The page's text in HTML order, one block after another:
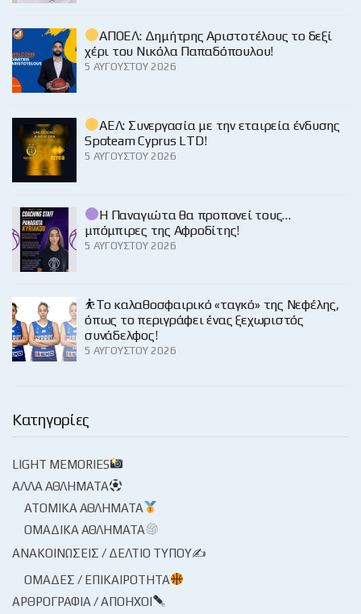
ΑΠΟΕΛ: Δημήτρης Αριστοτέλους το δεξί
χέρι του Νικόλα Παπαδόπουλου!
5 ΑΥΓΟΎΣΤΟΥ 2026
ΑΕΛ: Συνεργασία με την εταιρεία ένδυσης
Spoteam Cyprus LTD!
5 ΑΥΓΟΎΣΤΟΥ 2026
Η Παναγιώτα θα προπονεί τους…
μπόμπιρες της Αφροδίτης!
5 ΑΥΓΟΎΣΤΟΥ 2026
⛹️‍Το καλαθοσφαιρικό «ταγκό» της Νεφέλης,
όπως το περιγράφει ένας ξεχωριστός
συνάδελφος!
5 ΑΥΓΟΎΣΤΟΥ 2026
Κατηγορίες
LIGHT MEMORIES
ΆΛΛΑ ΑΘΛΉΜΑΤΑ
ΑΤΟΜΙΚΆ ΑΘΛΉΜΑΤΑ
ΟΜΑΔΙΚΆ ΑΘΛΉΜΑΤΑ
ΑΝΑΚΟΙΝΏΣΕΙΣ / ΔΕΛΤΊΟ ΤΎΠΟΥ✍
ΟΜΆΔΕΣ / ΕΠΙΚΑΙΡΌΤΗΤΑ
ΑΡΘΡΟΓΡΑΦΊΑ / ΑΠΌΗΧΟΙ